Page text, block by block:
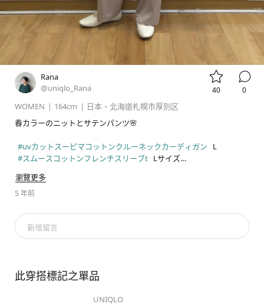
Rana
@uniqlo_Rana

40

0
WOMEN | 164cm | 日本、北海道札幌市厚別区
春カラーのニットとサテンパンツ🌸
#uvカットスーピマコットンクルーネックカーディガン
L
#スムースコットンフレンチスリーブt
Lサイズ
#コンフィールタッチラウンドフラットシューズ
#stylehintstaff
#stylehinthjk
#さわやかコーデ #30代ファッション #きれリラ
#カラー
瀏覽更多
5 年前
新增留言
此穿搭標記之單品
UNIQLO